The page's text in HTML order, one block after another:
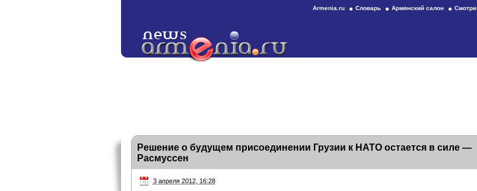
Armenia.ru Словарь Армянский салон Смотри
Решение о будущем присоединении Грузии к НАТО остается в силе —
Расмуссен
3 апреля 2012, 16:28